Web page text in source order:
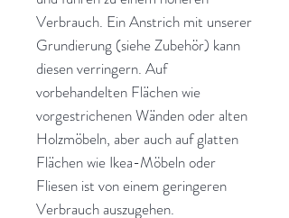
Verbrauch. Ein Anstrich mit unserer
Grundierung (siehe Zubehör) kann
diesen verringern. Auf
vorbehandelten Flächen wie
vorgestrichenen Wänden oder alten
Holzmöbeln, aber auch auf glatten
Flächen wie Ikea-Möbeln oder
Fliesen ist von einem geringeren
Verbrauch auszugehen.